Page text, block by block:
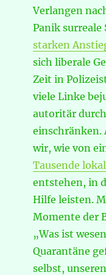
Verlangen
Panik surreale
starken
sich liberale
Zeit in
viele Linke
autoritär
einschränken.
wir, wie von
Tausende
entstehen, in
Hilfe leisten.
Momente der
„Was ist
Quarantäne
selbst,